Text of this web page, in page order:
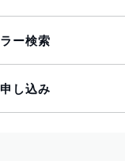
ー検索
し込み